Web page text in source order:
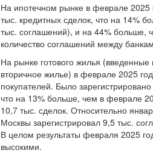
На ипотечном рынке в феврале 2025
тыс. кредитных сделок, что на 14%
тыс. соглашений), и на 44% больше,
количество соглашений между
На рынке готового жилья (введенные
вторичное жилье) в феврале 2025
покупателей. Было
что на 13% больше, чем в феврале
10,7 тыс. сделок. Относительно
Москвы зарегистрировал 9,5 тыс.
В целом результаты февраля 2025
высокими.